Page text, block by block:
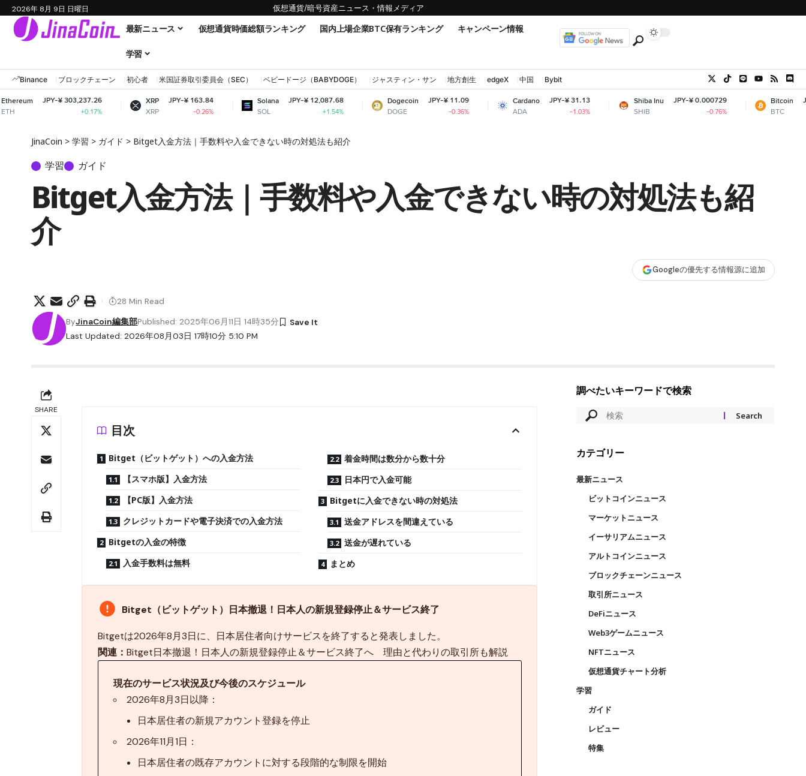
2026年 8月 9日 日曜日 仮想通貨/暗号資産ニュース・情報メディア
最新ニュース 仮想通貨時価総額ランキング 国内上場企業BTC保有ランキング キャンペーン情報
学習
Binance ブロックチェーン 初心者 米国証券取引委員会（SEC） ベビードージ（BABYDOGE） ジャスティン・サン 地方創生 edgeX 中国 Bybit
¥ 303,237.26
XRP
XRP
JPY-¥ 163.84
-0.26%
Solana
SOL
JPY-¥ 12,087.68
+1.54%
Dogecoin
DOGE
JPY-¥ 11.09
-0.36%
Cardano
ADA
JPY-¥ 31.13
-1.03%
Shiba Inu
SHIB
JPY-¥ 0.000729
Bitcoin
BTC
JPY-¥
JinaCoin > 学習 > ガイド > Bitget入金方法｜手数料や入金できない時の対処法も紹介
学習 ガイド
Bitget入金方法｜手数料や入金できない時の対処法も紹
介
Googleの優先する情報源に追加
Last Updated: 2026年08月03日 17時10分 5:10 PM
ByJinaCoin編集部Published: 2025年06月11日 14時35分
28 Min Read
SHARE
目次
Bitget（ビットゲット）への入金方法
【スマホ版】入金方法
【PC版】入金方法
クレジットカードや電子決済での入金方法
Bitgetの入金の特徴
入金手数料は無料
着金時間は数分から数十分
日本円で入金可能
Bitgetに入金できない時の対処法
送金アドレスを間違えている
送金が遅れている
まとめ
Bitget（ビットゲット）日本撤退！日本人の新規登録停止＆サービス終了
Bitgetは2026年8月3日に、日本居住者向けサービスを終了すると発表しました。
関連： Bitget日本撤退！日本人の新規登録停止＆サービス終了へ 理由と代わりの取引所も解説
現在のサービス状況及び今後のスケジュール
2026年8月3日以降：
日本居住者の新規アカウント登録を停止
2026年11月1日：
日本居住者の既存アカウントに対する段階的な制限を開始
調べたいキーワードで検索
カテゴリー
最新ニュース
ビットコインニュース
マーケットニュース
イーサリアムニュース
アルトコインニュース
ブロックチェーンニュース
取引所ニュース
DeFiニュース
Web3ゲームニュース
NFTニュース
仮想通貨チャート分析
学習
ガイド
レビュー
特集